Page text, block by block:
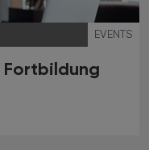
EVENTS